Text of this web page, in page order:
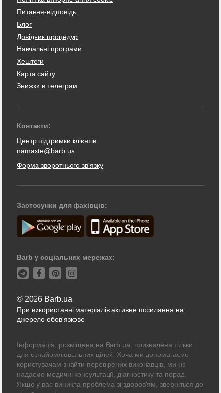
Питання-відповідь
Блог
Довідник процедур
Навчальні програми
Хештеги
Карта сайту
Знижки в телеграм
Контакти:
Центр підтримки клієнтів:
namaste@barb.ua
Форма зворотнього зв'язку
Застосунки для фахівців:
Barb у соціальних мережах:
© 2026 Barb.ua
При використанні матеріалів активне посилання на
джерело обов'язкове
Інформація, розміщена на Barb.ua, призначена тільки
для ознайомлювальних цілей. Хоча ми допомагаємо
користувачам знайти перевірених виконавців, ми не
надаємо медичні консультації, діагностику та порад.
Якщо у вас виникла проблема зі здоров'ям, зверніться до